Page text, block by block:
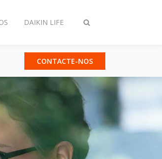
Comutar
DAIKIN LIFE
CONTACTE-NOS